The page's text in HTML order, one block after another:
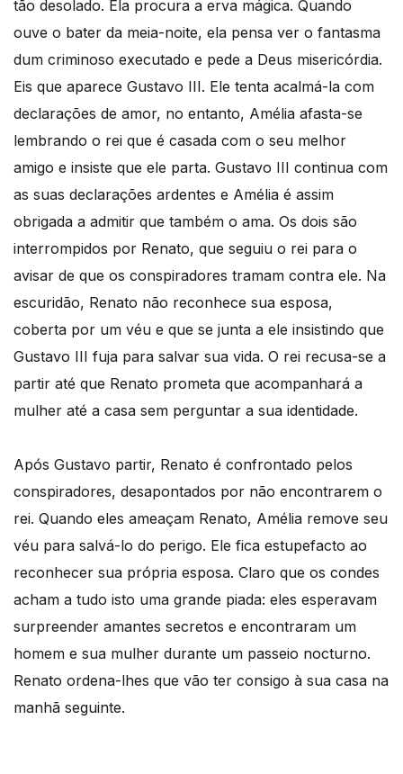
tão desolado. Ela procura a erva mágica. Quando
ouve o bater da meia-noite, ela pensa ver o fantasma
dum criminoso executado e pede a Deus misericórdia.
Eis que aparece Gustavo III. Ele tenta acalmá-la com
declarações de amor, no entanto, Amélia afasta-se
lembrando o rei que é casada com o seu melhor
amigo e insiste que ele parta. Gustavo III continua com
as suas declarações ardentes e Amélia é assim
obrigada a admitir que também o ama. Os dois são
interrompidos por Renato, que seguiu o rei para o
avisar de que os conspiradores tramam contra ele. Na
escuridão, Renato não reconhece sua esposa,
coberta por um véu e que se junta a ele insistindo que
Gustavo III fuja para salvar sua vida. O rei recusa-se a
partir até que Renato prometa que acompanhará a
mulher até a casa sem perguntar a sua identidade.
Após Gustavo partir, Renato é confrontado pelos
conspiradores, desapontados por não encontrarem o
rei. Quando eles ameaçam Renato, Amélia remove seu
véu para salvá-lo do perigo. Ele fica estupefacto ao
reconhecer sua própria esposa. Claro que os condes
acham a tudo isto uma grande piada: eles esperavam
surpreender amantes secretos e encontraram um
homem e sua mulher durante um passeio nocturno.
Renato ordena-lhes que vão ter consigo à sua casa na
manhã seguinte.